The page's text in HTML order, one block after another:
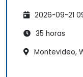
2026-09-21
35 horas
Montevideo,